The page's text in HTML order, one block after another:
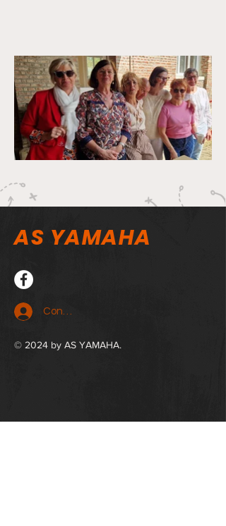
AS YAMAHA
Connexion
© 2024 by AS YAMAHA.